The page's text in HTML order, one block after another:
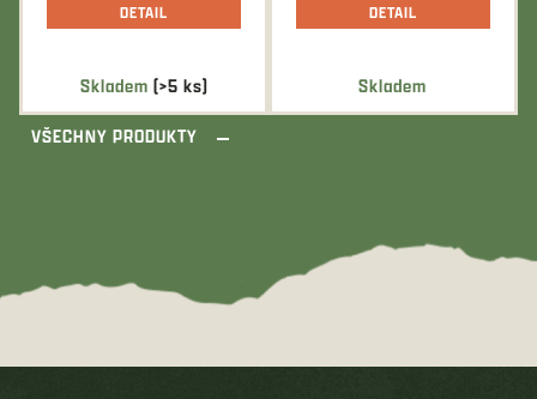
Skladem (>5 ks)
DETAIL
Skladem
DETAIL
VŠECHNY PRODUKTY